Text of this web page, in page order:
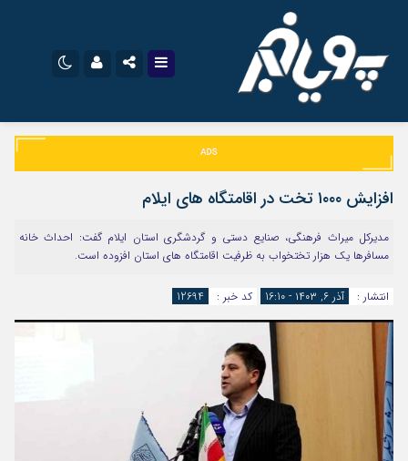
اینستاگرام
تلگرام
سروش
ایتا
اپلیکیشن
نام کاربری یا نشانی ایمیل
رمز عبور
افزایش ۱۰۰۰ تخت در اقامتگاه های ایلام
مدیرکل میراث فرهنگی، صنایع دستی و گردشگری استان ایلام گفت: احداث خانه
مسافرها یک هزار تختخواب به ظرفیت اقامتگاه های استان افزوده است.
انتشار : آذر ۶, ۱۴۰۳ - 16:10 کد خبر : 12694